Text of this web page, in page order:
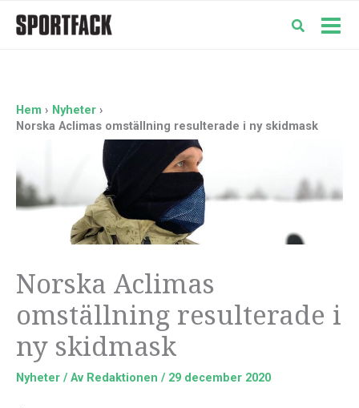
Hem
Nyheter
Norska Aclimas omställning resulterade i ny skidmask
Norska Aclimas
omställning resulterade i
ny skidmask
Nyheter / Av Redaktionen / 29 december 2020